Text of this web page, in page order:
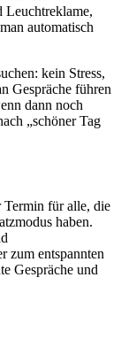
Leuchtreklame,
automatisch
kein Stress,
Gespräche führen
dann noch
„schöner Tag
Termin für alle, die
haben.
zum entspannten
Gespräche und